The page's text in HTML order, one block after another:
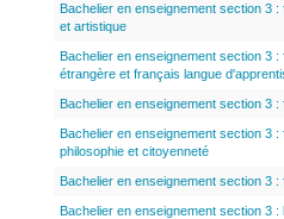
Bachelier en enseignement section 3
et artistique
Bachelier en enseignement section 3
étrangère et français langue
Bachelier en enseignement section 3
Bachelier en enseignement section 3
philosophie et citoyenneté
Bachelier en enseignement section 3 :
Bachelier en enseignement section 3 :